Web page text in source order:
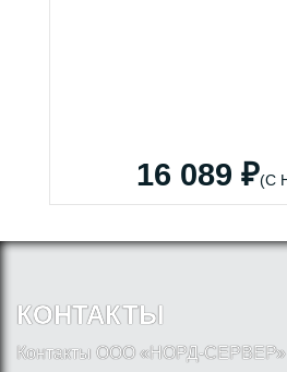
16 089 ₽(С
КОНТАКТЫ
Контакты ООО «НОРД-СЕРВЕР»